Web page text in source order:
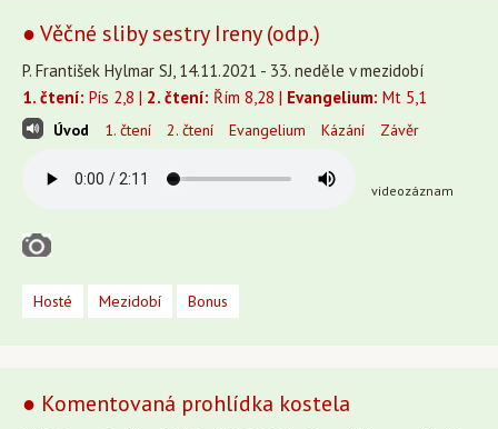
● Věčné sliby sestry Ireny (odp.)
P. František Hylmar SJ, 14.11.2021 - 33. neděle v mezidobí
1. čtení: Pís 2,8 | 2. čtení: Řím 8,28 | Evangelium: Mt 5,1
Úvod 1. čtení 2. čtení Evangelium Kázání Závěr
videozáznam
Hosté Mezidobí Bonus
● Komentovaná prohlídka kostela